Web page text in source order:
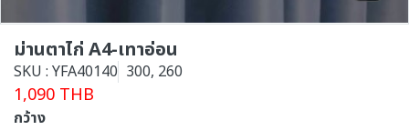
ม่านตาไก่ A4-เทาอ่อน
SKU : YFA40140 300, 260
1,090 THB
กว้าง